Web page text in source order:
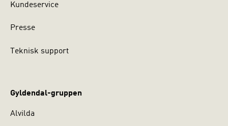
Kundeservice
Presse
Teknisk support
Gyldendal-gruppen
Alvilda